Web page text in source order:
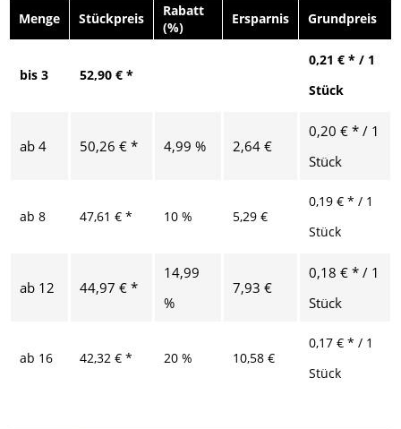
Menge
Stückpreis
Rabatt
(%)
Ersparnis Grundpreis
bis 3 52,90 € *
0,21 € * / 1
Stück
ab 4 50,26 € * 4,99 % 2,64 €
0,20 € * / 1
Stück
ab 8 47,61 € * 10 % 5,29 €
0,19 € * / 1
Stück
ab 12 44,97 € *
14,99
%
7,93 €
0,18 € * / 1
Stück
ab 16 42,32 € * 20 % 10,58 €
0,17 € * / 1
Stück